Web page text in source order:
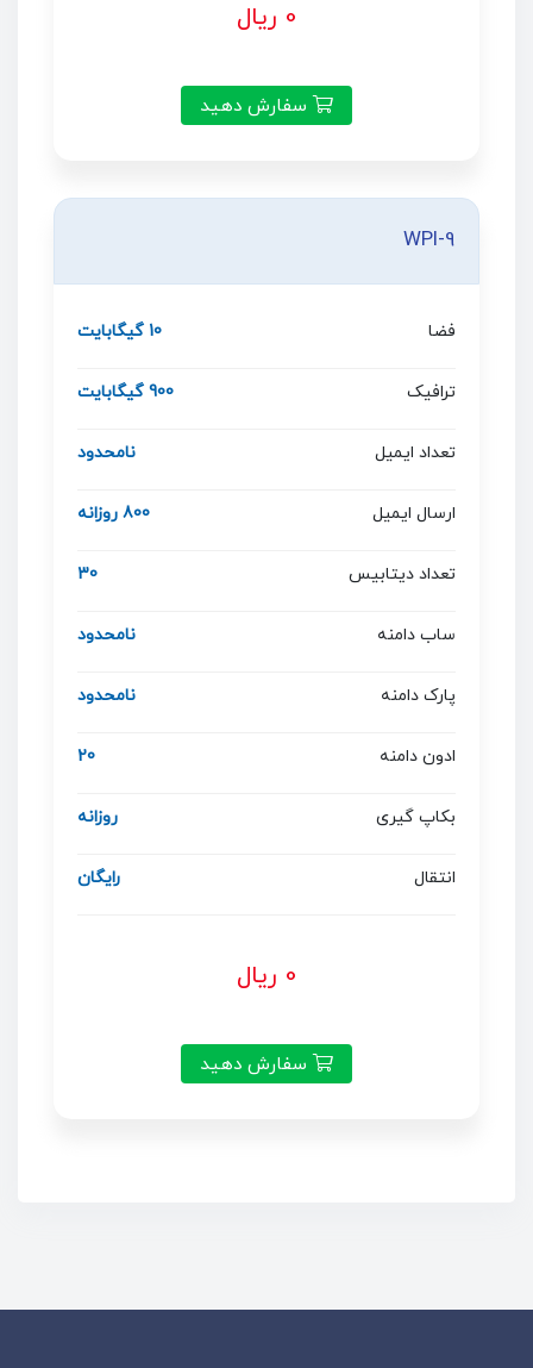
0 ریال
سفارش دهید
WPI-9
10 گیگابایت فضا
900 گیگابایت ترافیک
نامحدود تعداد ایمیل
800 روزانه ارسال ایمیل
30 تعداد دیتابیس
نامحدود ساب دامنه
نامحدود پارک دامنه
20 ادون دامنه
روزانه بکاپ گیری
رایگان انتقال
0 ریال
سفارش دهید